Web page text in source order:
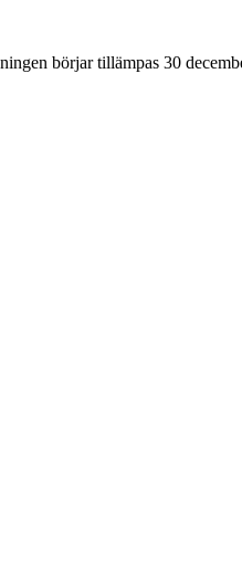
börjar tillämpas 30